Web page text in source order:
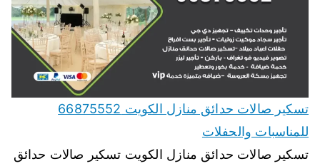
تسكير صالات حدائق منازل الكويت 66875552
للمناسبات والحفلات
تسكير صالات حدائق منازل الكويت تسكير صالات حدائق